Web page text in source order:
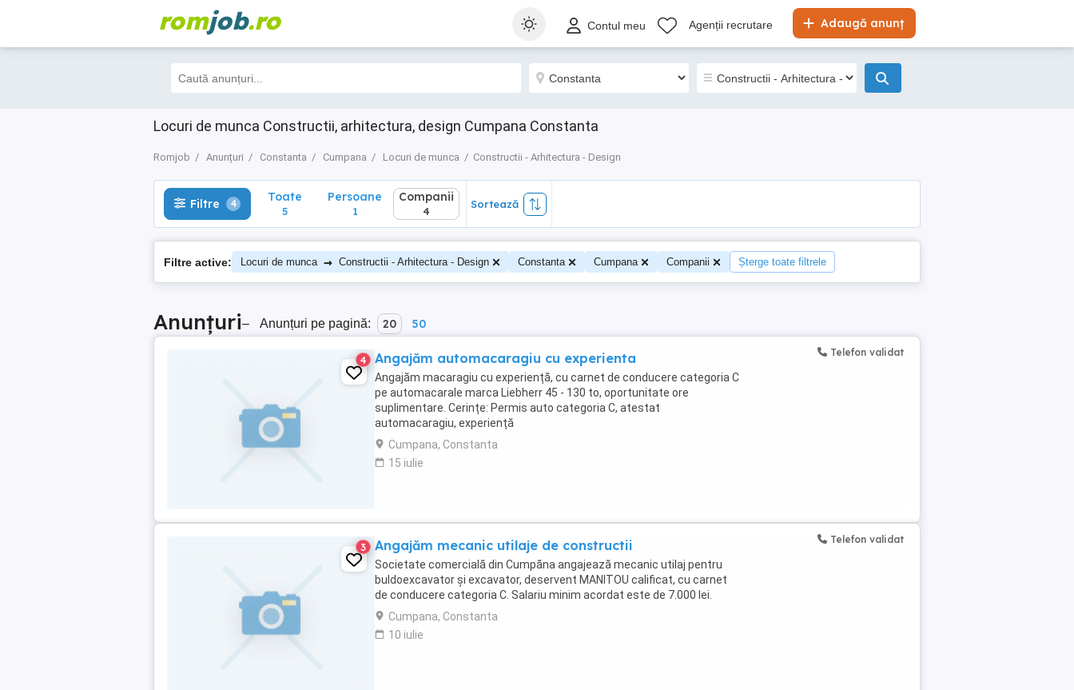
romjob.ro Adaugă anunț
Contul meu Agenții recrutare
Locuri de munca Constructii, arhitectura, design Cumpana Constanta
Romjob Anunțuri Constanta Cumpana Locuri de munca Constructii - Arhitectura - Design
Filtre 4 Toate
5
Filtre 4 Toate
5
Persoane
1
Companii
4
Sortează
Filtre active: Locuri de munca → Constructii - Arhitectura - Design Constanta Cumpana Companii Șterge toate filtrele
Anunțuri– Anunțuri pe pagină: 20 50
4 Angajăm automacaragiu cu experienta
Angajăm macaragiu cu experiență, cu carnet de conducere categoria C
pe automacarale marca Liebherr 45 - 130 to, oportunitate ore
suplimentare. Cerințe: Permis auto categoria C, atestat
automacaragiu, experiență
Cumpana, Constanta
15 iulie
Telefon validat
3 Angajăm mecanic utilaje de constructii
Societate comercială din Cumpăna angajează mecanic utilaj pentru
buldoexcavator și excavator, deservent MANITOU calificat, cu carnet
de conducere categoria C. Salariu minim acordat este de 7.000 lei.
Cumpana, Constanta
10 iulie
Telefon validat